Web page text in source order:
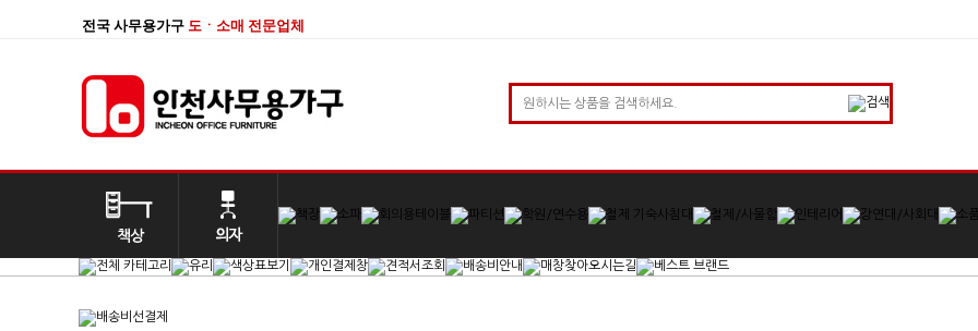
전국 사무용가구 도ㆍ소매 전문업체